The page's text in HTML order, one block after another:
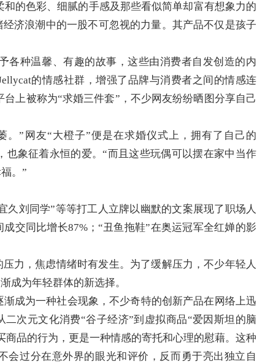
的色彩、细腻的手感及那些看似简单却富有想象力的
济浪潮中的一股不可忽视的力量。其产品不仅是孩子
各种温馨、有趣的故事，这些由消费者自发创造的内
的情感社群，增强了品牌与消费者之间的情感连
上被称为“求婚三件套”，不少网友纷纷晒图分享自己
。”网友“大橙子”便是在求婚仪式上，拥有了自己的
也象征着永恒的爱。“而且这些玩偶可以摆在家中当作
。”
久刘同学”等等打工人立牌以幽默的文案展现了职场人
交同比增长87%；“丑鱼拖鞋”在奥运冠军全红婵的影
力，焦虑情绪时有发生。为了缓解压力，不少年轻人
成为年轻群体的新选择。
成为一种社会现象，不少奇特的创新产品在网络上迅
次元文化消费“谷子经济”到虚拟商品“爱因斯坦的脑
品的行为，更是一种情感的寄托和心理的慰藉。这种
会过分在意外界的眼光和评价，反而勇于亮出独立自